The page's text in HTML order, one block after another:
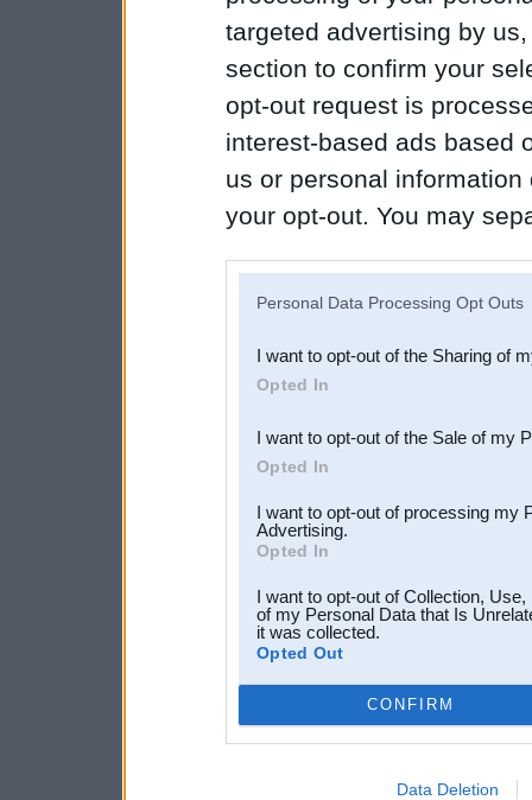
targeted advertising by
section to confirm your
opt-out request is
interest-based ads based
us or personal
your opt-out. You may
Downstream Participants
third parties.
Personal Data Processing Opt Outs
I want to opt-out of the Sharing of
Opted In
I want to opt-out of the Sale of my
Opted In
I want to opt-out of processing my
Advertising.
Opted In
I want to opt-out of Collection,
of my Personal Data that Is
it was collected.
Opted Out
CONFIRM
Data Deletion